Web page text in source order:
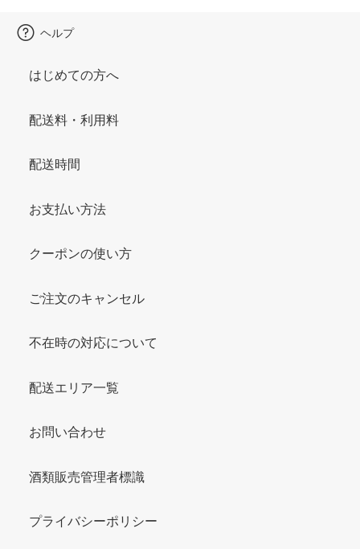
ヘルプ
はじめての方へ
配送料・利用料
配送時間
お支払い方法
クーポンの使い方
ご注文のキャンセル
不在時の対応について
配送エリア一覧
お問い合わせ
酒類販売管理者標識
プライバシーポリシー